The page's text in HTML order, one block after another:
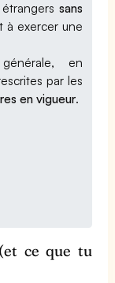
sans
à exercer une
en
par les
en vigueur.
ce que tu